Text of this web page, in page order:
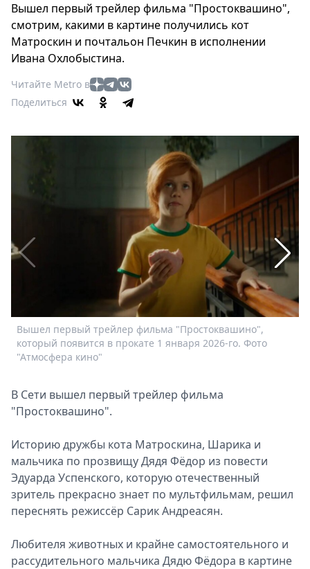
Туризм
Мода
Театр
Кино
Афиша
Книги
Выставки
Спецпроекты
Metro
Вышел первый трейлер фильма "Простоквашино",
смотрим, какими в картине получились кот
Матроскин и почтальон Печкин в исполнении
Ивана Охлобыстина.
Читайте Metro в
Поделиться
Вышел первый трейлер фильма "Простоквашино",
который появится в прокате 1 января 2026-го. Фото
"Атмосфера кино"
В Сети вышел первый трейлер фильма
"Простоквашино".
Историю дружбы кота Матроскина, Шарика и
мальчика по прозвищу Дядя Фёдор из повести
Эдуарда Успенского, которую отечественный
зритель прекрасно знает по мультфильмам, решил
переснять режиссёр Сарик Андреасян.
Любителя животных и крайне самостоятельного и
рассудительного мальчика Дядю Фёдора в картине